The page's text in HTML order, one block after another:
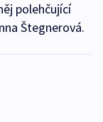
polehčující
Štegnerová.